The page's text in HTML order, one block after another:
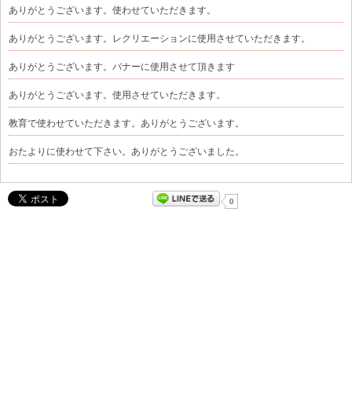
ありがとうございます。使わせていただきます。
ありがとうございます。レクリエーションに使用させていただきます。
ありがとうございます。バナーに使用させて頂きます
ありがとうございます。使用させていただきます。
教育で使わせていただきます。ありがとうございます。
おたよりに使わせて下さい。ありがとうございました。
0